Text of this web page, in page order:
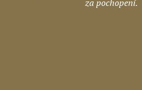
za pochopení.